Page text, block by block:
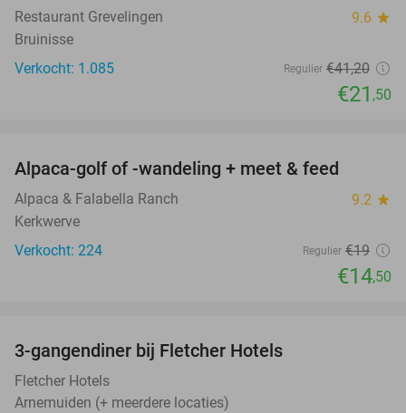
Restaurant Grevelingen 9.6 star
Bruinisse
Verkocht: 1.085
Regulier €41,20
€21 ,50
Alpaca-golf of -wandeling + meet & feed
Alpaca & Falabella Ranch 9.2 star
Kerkwerve
Verkocht: 224
Regulier €19
€14,50
3-gangendiner bij Fletcher Hotels
Fletcher Hotels
Arnemuiden (+ meerdere locaties)